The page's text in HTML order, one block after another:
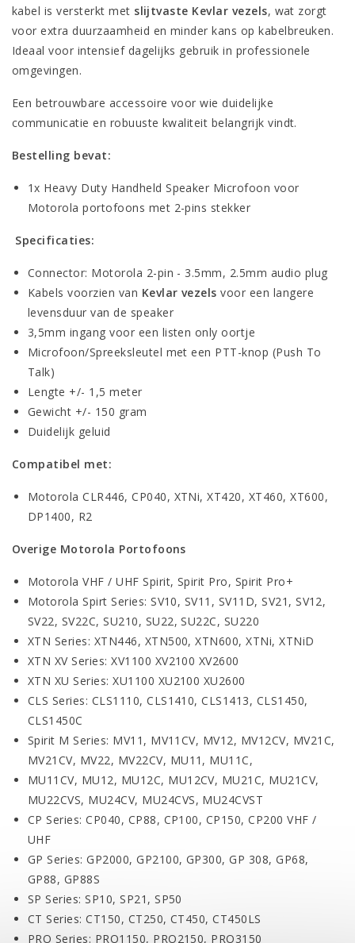
kabel is versterkt met slijtvaste Kevlar vezels, wat zorgt
voor extra duurzaamheid en minder kans op kabelbreuken.
Ideaal voor intensief dagelijks gebruik in professionele
omgevingen.
Een betrouwbare accessoire voor wie duidelijke
communicatie en robuuste kwaliteit belangrijk vindt.
Bestelling bevat:
1x Heavy Duty Handheld Speaker Microfoon voor
Motorola portofoons met 2-pins stekker
Specificaties:
Connector: Motorola 2-pin - 3.5mm, 2.5mm audio plug
Kabels voorzien van Kevlar vezels voor een langere
levensduur van de speaker
3,5mm ingang voor een listen only oortje
Microfoon/Spreeksleutel met een PTT-knop (Push To
Talk)
Lengte +/- 1,5 meter
Gewicht +/- 150 gram
Duidelijk geluid
Compatibel met:
Motorola CLR446, CP040, XTNi, XT420, XT460, XT600,
DP1400, R2
Overige Motorola Portofoons
Motorola VHF / UHF Spirit, Spirit Pro, Spirit Pro+
Motorola Spirt Series: SV10, SV11, SV11D, SV21, SV12,
SV22, SV22C, SU210, SU22, SU22C, SU220
XTN Series: XTN446, XTN500, XTN600, XTNi, XTNiD
XTN XV Series: XV1100 XV2100 XV2600
XTN XU Series: XU1100 XU2100 XU2600
CLS Series: CLS1110, CLS1410, CLS1413, CLS1450,
CLS1450C
Spirit M Series: MV11, MV11CV, MV12, MV12CV, MV21C,
MV21CV, MV22, MV22CV, MU11, MU11C,
MU11CV, MU12, MU12C, MU12CV, MU21C, MU21CV,
MU22CVS, MU24CV, MU24CVS, MU24CVST
CP Series: CP040, CP88, CP100, CP150, CP200 VHF /
UHF
GP Series: GP2000, GP2100, GP300, GP 308, GP68,
GP88, GP88S
SP Series: SP10, SP21, SP50
CT Series: CT150, CT250, CT450, CT450LS
PRO Series: PRO1150, PRO2150, PRO3150